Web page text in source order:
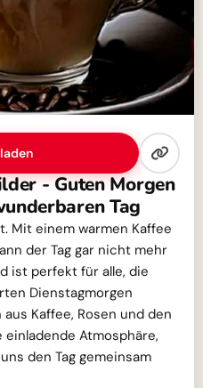
- Guten Morgen
Tag
Mit einem warmen Kaffee
der Tag gar nicht mehr
ist perfekt für alle, die
Dienstagmorgen
Kaffee, Rosen und den
Atmosphäre,
den Tag gemeinsam